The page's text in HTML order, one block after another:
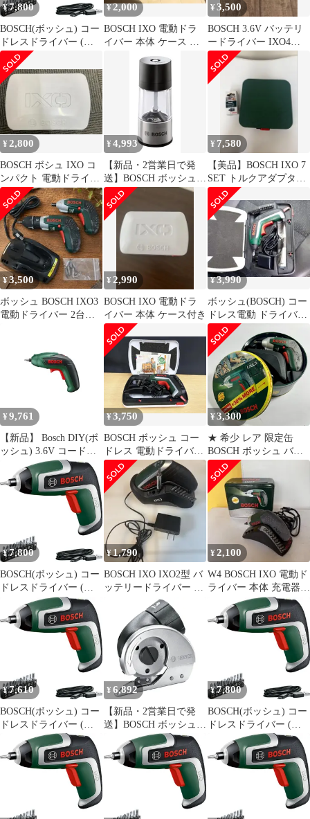
¥7,800
BOSCH(ボッシュ) コー
ドレスドライバー (本
体のみ、ビットセット
（10本）、マグネット
ビットホルダー、マイ
クロUSBケーブル
（Type-B）、キャリン
グケース) IXO7 0
¥2,000
BOSCH IXO 電動ドラ
イバー 本体 ケース ビ
ットセット
¥3,500
BOSCH 3.6V バッテリ
ードライバー IXO4
PLUS型ケース付き
¥ 2,800
BOSCH ボシュ IXO コ
ンパクト 電動ドライバ
ー
¥4,993
【新品・2営業日で発
送】BOSCH ボッシュ
IXOアダプター ペッパ
ーミル SPICE
¥ 7,580
【美品】BOSCH IXO 7
SET トルクアダプター
付
¥3,500
ボッシュ BOSCH IXO3
電動ドライバー 2台セ
¥ 2,990
BOSCH IXO 電動ドラ
イバー 本体 ケース付き
¥3,990
ボッシュ(BOSCH) コー
ドレス電動 ドライバー
IXO5 正逆転切替 LED
¥ 9,761
【新品】 Bosch DIY(ボ
ッシュ) 3.6V コードレ
スドライバー(Micro-
USB充電コード1個
(USB/ACアダプター無
し)、ビット5種計5本
(PH1・2・3, S4・6 各1
本付き) ESD3.6 グリー
ン 1
¥3,750
BOSCH ボッシュ コー
ドレス 電動ドライバー
IXO
¥3,300
★ 希少 レア 限定缶
BOSCH ボッシュ バッ
テリードライバー IXO
バッテリー電圧
DC3.6V 容量1.3Ah 動作
確認済み 現状品
¥7,800
BOSCH(ボッシュ) コー
ドレスドライバー (本
体のみ、ビットセット
（10本）、マグネット
ビットホルダー、マイ
クロUSBケーブル
（Type-B）、キャリン
¥ 1,790
BOSCH IXO IXO2型 バ
ッテリードライバー 本
¥2,100
W4 BOSCH IXO 電動ド
ライバー 本体 充電器
ビットセット
¥7,610
BOSCH(ボッシュ) コー
ドレスドライバー (本
体のみ、ビットセット
（10本）、マグネット
ビットホルダー、マイ
クロUSBケーブル
（Type-B）、キャリン
¥ 6,892
【新品・2営業日で発
送】BOSCH ボッシュ
ボッシュ IXOアダプタ
ー マルチカッター
(CUTTER 6250)
¥7,800
BOSCH(ボッシュ) コー
ドレスドライバー (本
体のみ、ビットセット
（10本）、マグネット
ビットホルダー、マイ
クロUSBケーブル
（Type-B）、キャリン